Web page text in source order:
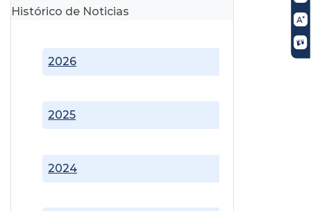
Histórico de Noticias
2024
2025
2026